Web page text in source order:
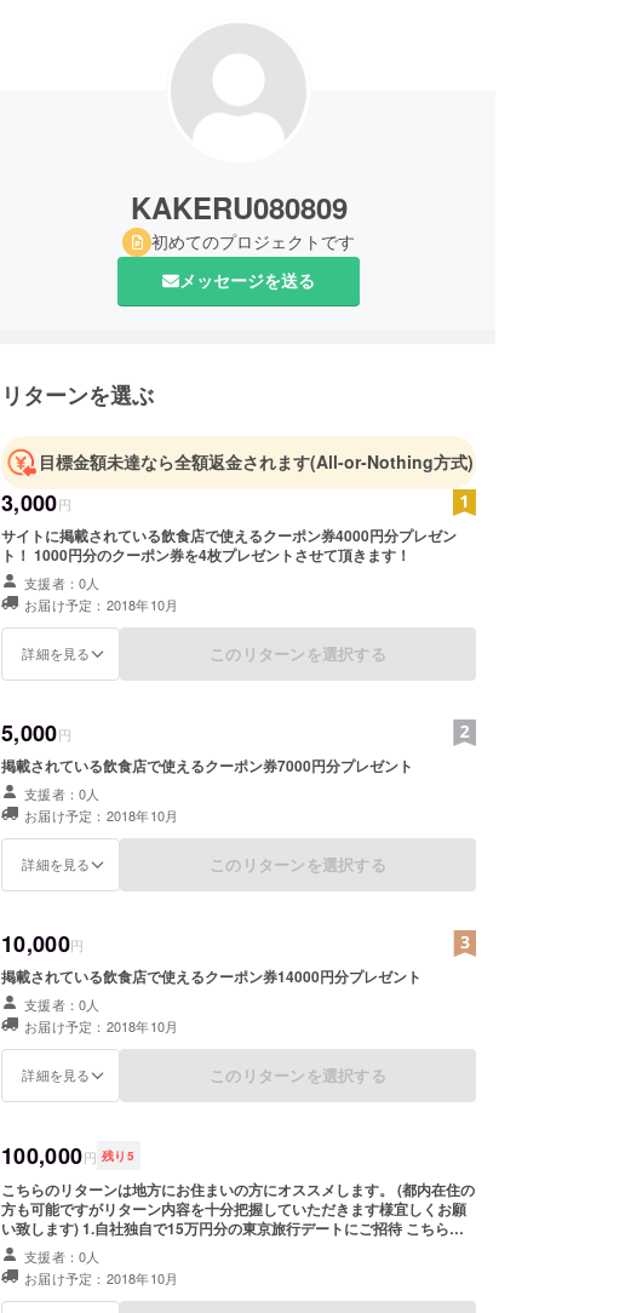
KAKERU080809
初めてのプロジェクトです
メッセージを送る
リターンを選ぶ
目標金額未達なら全額返金されます(All-or-Nothing方式)
3,000円
サイトに掲載されている飲食店で使えるクーポン券4000円分プレゼン
ト！ 1000円分のクーポン券を4枚プレゼントさせて頂きます！
支援者：0人
お届け予定：2018年10月
詳細を見る このリターンを選択する
5,000円
掲載されている飲食店で使えるクーポン券7000円分プレゼント
支援者：0人
お届け予定：2018年10月
詳細を見る このリターンを選択する
10,000円
掲載されている飲食店で使えるクーポン券14000円分プレゼント
支援者：0人
お届け予定：2018年10月
詳細を見る このリターンを選択する
100,000円 残り5
こちらのリターンは地方にお住まいの方にオススメします。 (都内在住の
方も可能ですがリターン内容を十分把握していただきます様宜しくお願
い致します) 1.自社独自で15万円分の東京旅行デートにご招待 こちらは2
人1組のペア用のリターンになります。 自社独自のデートプランをご用
意させていただきますのでご了承ください。 ですが15万円以下の価値に
なることは絶対ないのでご安心ください！ またデート内容の好みなどの
ご相談でお電話、メールのやり取りがあるかも知れないので宜しくお願
支援者：0人
お届け予定：2018年10月